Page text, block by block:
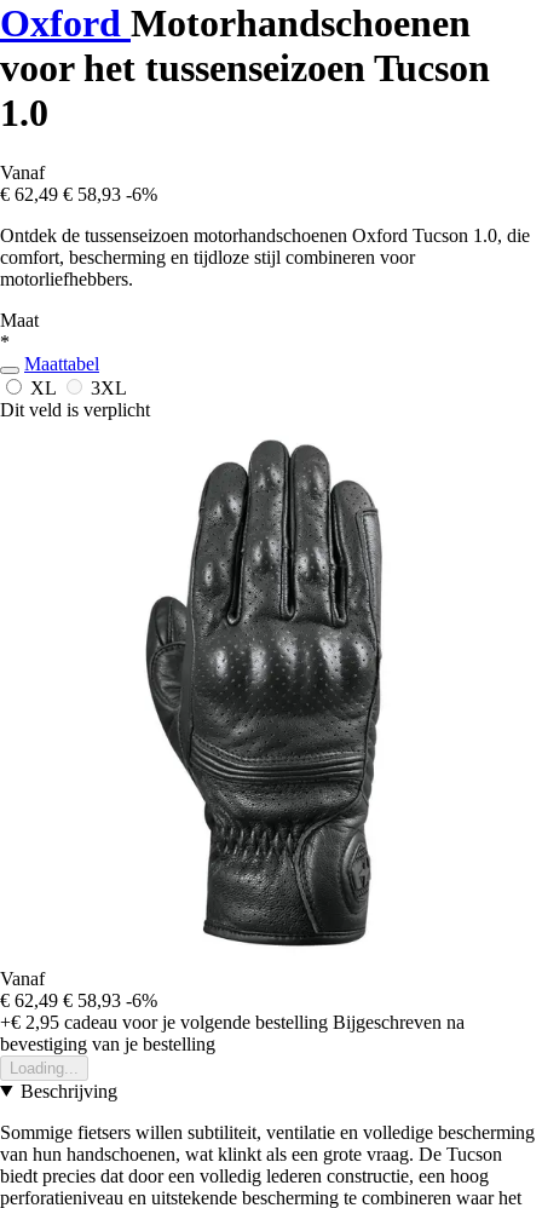
Oxford Motorhandschoenen
voor het tussenseizoen Tucson
1.0
Vanaf
€ 62,49 € 58,93 -6%
Ontdek de tussenseizoen motorhandschoenen Oxford Tucson 1.0, die
comfort, bescherming en tijdloze stijl combineren voor
motorliefhebbers.
Maat
*
Maattabel
XL
3XL
Dit veld is verplicht
Vanaf
€ 62,49 € 58,93 -6%
+€ 2,95 cadeau voor je volgende bestelling Bijgeschreven na
bevestiging van je bestelling
Loading...
Beschrijving
Sommige fietsers willen subtiliteit, ventilatie en volledige bescherming
van hun handschoenen, wat klinkt als een grote vraag. De Tucson
biedt precies dat door een volledig lederen constructie, een hoog
perforatieniveau en uitstekende bescherming te combineren waar het